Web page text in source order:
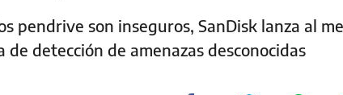
pendrive son inseguros, SanDisk lanza al
detección de amenazas desconocidas